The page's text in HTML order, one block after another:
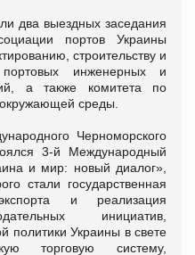
два выездных заседания
портов Украины
строительству и
портовых инженерных и
а также комитета по
среды.
Черноморского
3-й Международный
и мир: новый диалог»,
стали государственная
и реализация
инициатив,
политики Украины в свете
торговую систему,